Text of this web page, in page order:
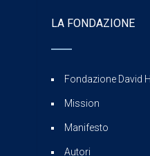
LA FONDAZIONE
Fondazione David
Mission
Manifesto
Autori